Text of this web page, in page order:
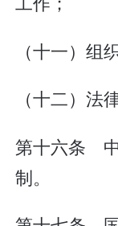
（十一）组
（十二）法
第十六条
制。